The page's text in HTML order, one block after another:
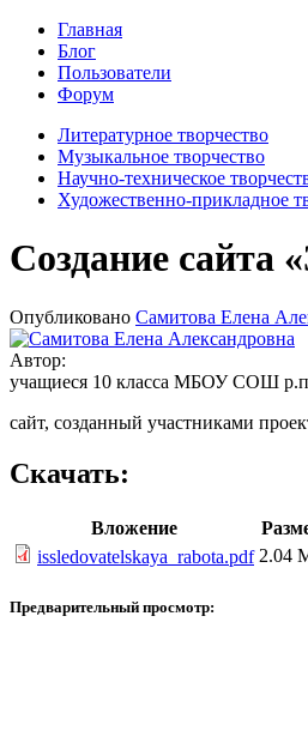
Главная
Блог
Пользователи
Форум
Литературное творчество
Музыкальное творчество
Научно-техническое
Художественно-прикладное
Создание
Опубликовано Самитова Елена
Автор:
учащиеся 10 класса МБОУ СОШ
сайт, созданный участниками
Скачать:
Вложение
issledovatelskaya_rabota.pdf 2.04
Предварительный просмотр: